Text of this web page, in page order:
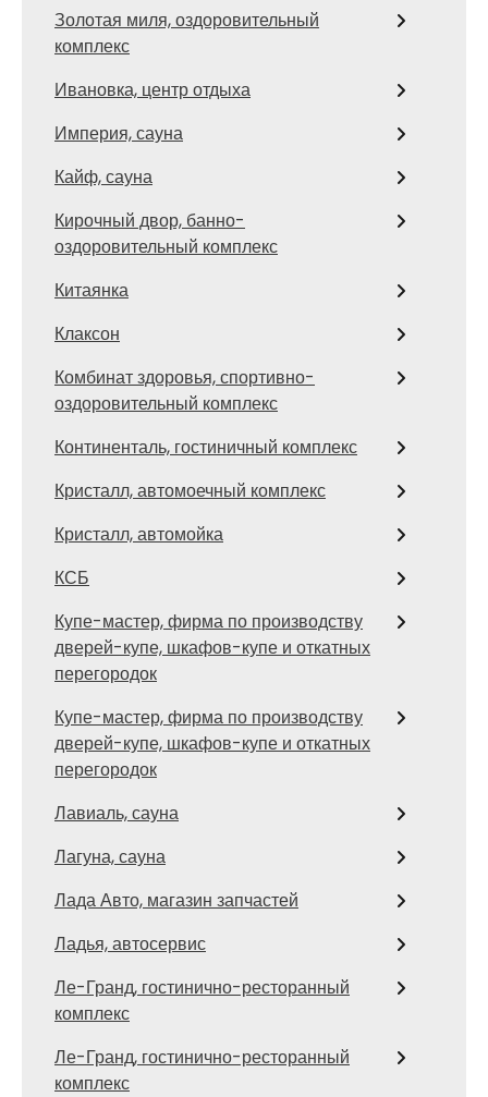
Золотая миля, оздоровительный
комплекс
Ивановка, центр отдыха
Империя, сауна
Кайф, сауна
Кирочный двор, банно-
оздоровительный комплекс
Китаянка
Клаксон
Комбинат здоровья, спортивно-
оздоровительный комплекс
Континенталь, гостиничный комплекс
Кристалл, автомоечный комплекс
Кристалл, автомойка
КСБ
Купе-мастер, фирма по производству
дверей-купе, шкафов-купе и откатных
перегородок
Купе-мастер, фирма по производству
дверей-купе, шкафов-купе и откатных
перегородок
Лавиаль, сауна
Лагуна, сауна
Лада Авто, магазин запчастей
Ладья, автосервис
Ле-Гранд, гостинично-ресторанный
комплекс
Ле-Гранд, гостинично-ресторанный
комплекс